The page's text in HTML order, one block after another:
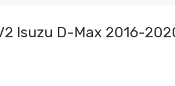
Isuzu D-Max 2016-